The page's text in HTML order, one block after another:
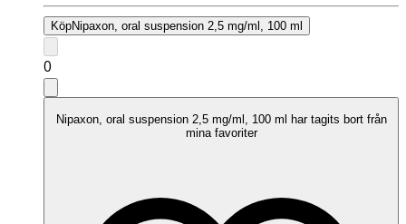
KöpNipaxon, oral suspension 2,5 mg/ml, 100 ml
0
Nipaxon, oral suspension 2,5 mg/ml, 100 ml har tagits bort från
mina favoriter